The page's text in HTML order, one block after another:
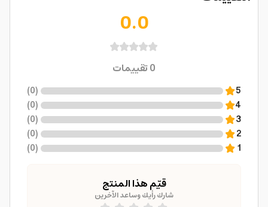
0.0
0تقييمات
5
(
0
)
4
(
0
)
3
(
0
)
2
(
0
)
1
(
0
)
قيّم هذا المنتج
شارك رأيك وساعد الآخرين